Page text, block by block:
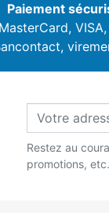
Paiement
MasterCard, VISA,
Restez au
promotions, etc.